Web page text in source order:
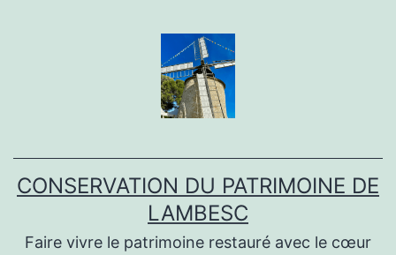
CONSERVATION DU PATRIMOINE DE
LAMBESC
Faire vivre le patrimoine restauré avec le cœur